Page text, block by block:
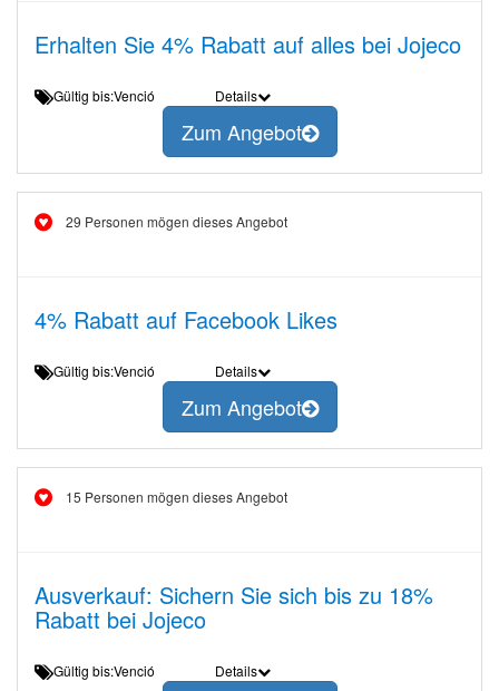
Erhalten Sie 4% Rabatt auf alles bei Jojeco
Gültig bis:Venció Details
Zum Angebot
29 Personen mögen dieses Angebot
4% Rabatt auf Facebook Likes
Gültig bis:Venció Details
Zum Angebot
15 Personen mögen dieses Angebot
Ausverkauf: Sichern Sie sich bis zu 18%
Rabatt bei Jojeco
Gültig bis:Venció Details